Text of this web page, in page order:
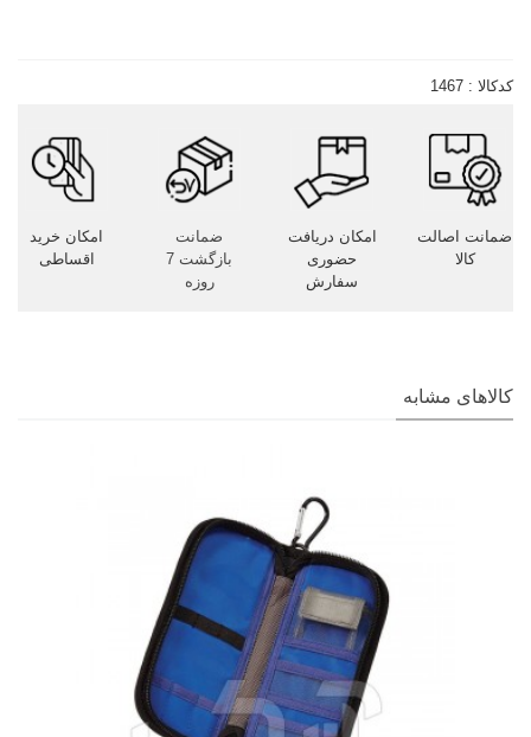
کدکالا : 1467
ضمانت اصالت
کالا
امکان دریافت
حضوری
سفارش
ضمانت
بازگشت 7
روزه
امکان خرید
اقساطی
کالاهای مشابه